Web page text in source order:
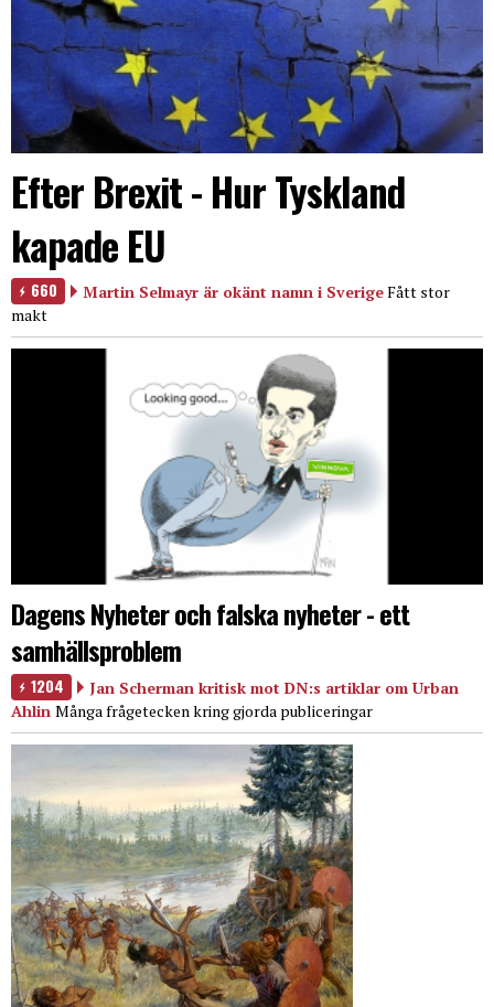
Efter Brexit - Hur Tyskland
kapade EU
660 Martin Selmayr är okänt namn i SverigeFått stor
makt
Dagens Nyheter och falska nyheter - ett
samhällsproblem
1204
Jan Scherman kritisk mot DN:s artiklar om Urban
Ahlin Många frågetecken kring gjorda publiceringar